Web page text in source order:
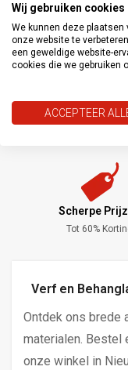
lijmadvies :
daarna aanbrengen
bijbehorende lijm
Scherpe
Tot 60%
Verf en
Ontdek ons brede
materialen. Bestel
onze winkel in
Wij gebruiken cookies
We kunnen deze
onze website te
een geweldige website-
cookies die we gebruiken
ACCEPTEER